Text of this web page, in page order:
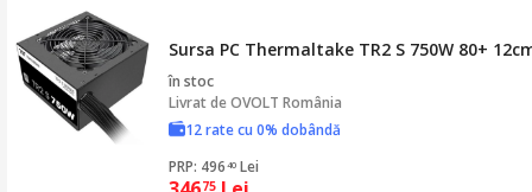
Sursa PC Thermaltake TR2 S 750W 80+
în stoc
Livrat deOVOLT România
12 rate cu 0% dobândă
PRP: 496 40 Lei
75